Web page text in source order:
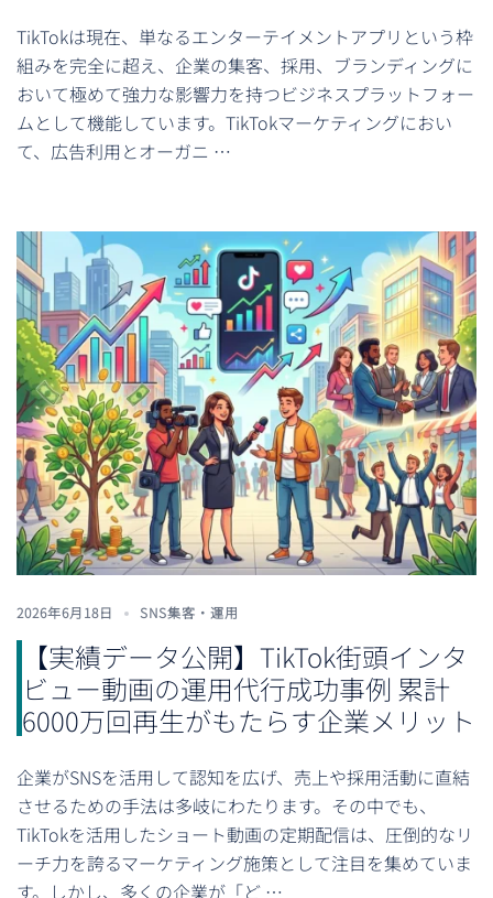
TikTokは現在、単なるエンターテイメントアプリという枠
組みを完全に超え、企業の集客、採用、ブランディングに
おいて極めて強力な影響力を持つビジネスプラットフォー
ムとして機能しています。TikTokマーケティングにおい
て、広告利用とオーガニ …
2026年6月18日 SNS集客・運用
【実績データ公開】TikTok街頭インタ
ビュー動画の運用代行成功事例 累計
6000万回再生がもたらす企業メリット
企業がSNSを活用して認知を広げ、売上や採用活動に直結
させるための手法は多岐にわたります。その中でも、
TikTokを活用したショート動画の定期配信は、圧倒的なリ
ーチ力を誇るマーケティング施策として注目を集めていま
す。しかし、多くの企業が「ど …